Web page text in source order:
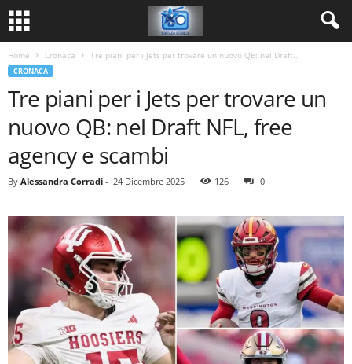
Home Cronaca Tre piani per i Jets per trovare un nuovo QB: nel Draft...
CRONACA
Tre piani per i Jets per trovare un
nuovo QB: nel Draft NFL, free
agency e scambi
By Alessandra Corradi - 24 Dicembre 2025 126 0